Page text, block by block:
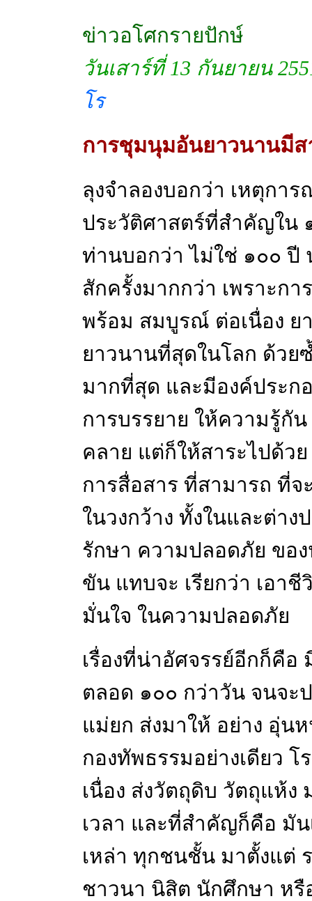
ข่าวอโศกรายปักษ์
วันเสาร์ที่ 13 กันยายน
โร
การชุมนุมอันยาวนานมีส
ลุงจำลองบอกว่า เหตุกา
ประวัติศาสตร์ที่สำคัญใน
ท่านบอกว่า ไม่ใช่ ๑๐๐ ปี
สักครั้งมากกว่า เพราะก
พร้อม สมบูรณ์ ต่อเนื่อง ย
ยาวนานที่สุดในโลก ด้วย
มากที่สุด และมีองค์ประ
การบรรยาย ให้ความรู้
คลาย แต่ก็ให้สาระไปด้ว
การสื่อสาร ที่สามารถ ที่จ
ในวงกว้าง ทั้งในและต่าง
รักษา ความปลอดภัย ของ
ขัน แทบจะ เรียกว่า เอา
มั่นใจ ในความปลอดภัย
เรื่องที่น่าอัศจรรย์อีกก็คือ
ตลอด ๑๐๐ กว่าวัน จนจะ
แม่ยก ส่งมาให้ อย่าง อุ่น
กองทัพธรรมอย่างเดียว
เนื่อง ส่งวัตถุดิบ วัตถุแห้ง
เวลา และที่สำคัญก็คือ มั
เหล่า ทุกชนชั้น มาตั้งแต่
ชาวนา นิสิต นักศึกษา ห